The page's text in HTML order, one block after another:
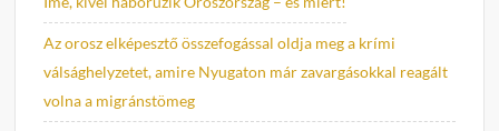
Az orosz elképesztő összefogással oldja meg a krími
válsághelyzetet, amire Nyugaton már zavargásokkal reagált
volna a migránstömeg